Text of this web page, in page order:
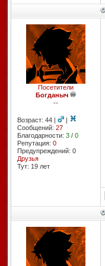
Посетители
Богданыч
--
Возраст: 44 |
|
Сообщений: 27
Благодарности: 3/ 0
Репутация: 0
Предупреждений: 0
Друзья
Тут: 19 лет